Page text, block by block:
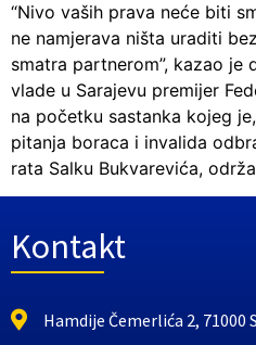
“Nivo vaših prava neće biti
ne namjerava ništa uraditi
smatra partnerom”, kazao je
vlade u Sarajevu premijer
na početku sastanka kojeg
pitanja boraca i invalida
rata Salku Bukvarevića,
Kontakt
Hamdije Čemerlića 2, 71000